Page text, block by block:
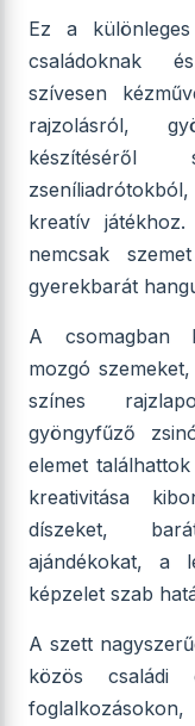
Ez a különleges
családoknak
szívesen
rajzolásról,
készítéséről
kreatív
nemcsak
gyerekbarát
A csomagban
mozgó
színes
gyöngyfűző
elemet
kreativitása
díszeket,
ajándékokat, a
képzelet szab
A szett
közös családi